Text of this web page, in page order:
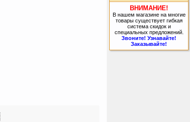
ВНИМАНИЕ!
В нашем магазине на многие
товары существует гибкая
система скидок и
специальных предложений.
Звоните! Узнавайте!
Заказывайте!